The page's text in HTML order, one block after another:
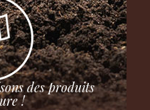
des produits
!